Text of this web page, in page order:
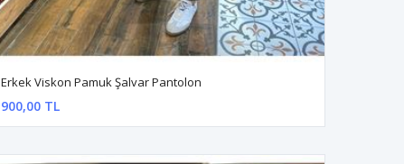
Erkek Viskon Pamuk Şalvar Pantolon
900,00 TL